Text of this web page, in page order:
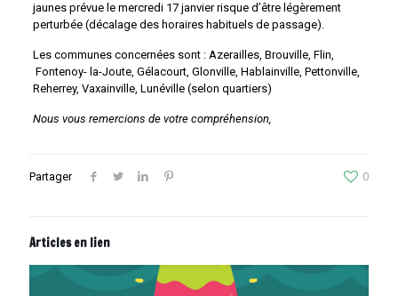
jaunes prévue le mercredi 17 janvier risque d’être légèrement
perturbée (décalage des horaires habituels de passage).
Les communes concernées sont : Azerailles, Brouville, Flin,
Fontenoy- la-Joute, Gélacourt, Glonville, Hablainville, Pettonville,
Reherrey, Vaxainville, Lunéville (selon quartiers)
Nous vous remercions de votre compréhension,
Partager 0
Articles en lien